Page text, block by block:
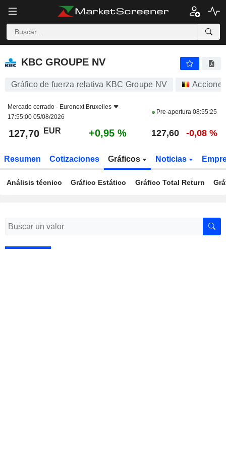
KBC GROUPE NV
KBC GROUPE NV
Gráfico de fuerza relativa KBC Groupe NV Acciones
Mercado cerrado - Euronext Bruxelles
17:55:00 05/08/2026
Pre-apertura 08:55:25
127,70 EUR +0,95 % 127,60 -0,08 %
Resumen Cotizaciones Gráficos Noticias
Análisis técnico Gráfico Estático Gráfico Total Return